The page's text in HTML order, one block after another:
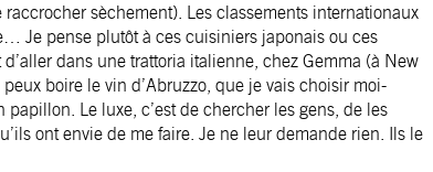
sèchement). Les classements internationaux
Je pense plutôt à ces cuisiniers japonais ou ces
dans une trattoria italienne, chez Gemma (à New
boire le vin d’Abruzzo, que je vais choisir moi-
papillon. Le luxe, c’est de chercher les gens, de les
ont envie de me faire. Je ne leur ­demande rien. Ils le